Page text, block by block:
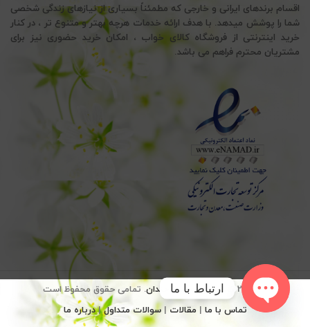
اقسام برندهای ایرانی و خارجی که مطمئناً بسیاری از نیازهای زندگی شخصی
شما را پوشش میدهد. با هدف ارائه خدمات هرچه بهتر و متنوع تر ، در کنار
خرید اینترنتی از فروشگاه کالای خواب ، امکان خرید حضوری نیز برای
مشتریان محترم فراهم می باشد.
© 2026 کالای خواب سید خندان. تمامی حقوق محفوظ است
تماس با ما | مقالات |سوالات متداول|درباره ما
ارتباط با ما